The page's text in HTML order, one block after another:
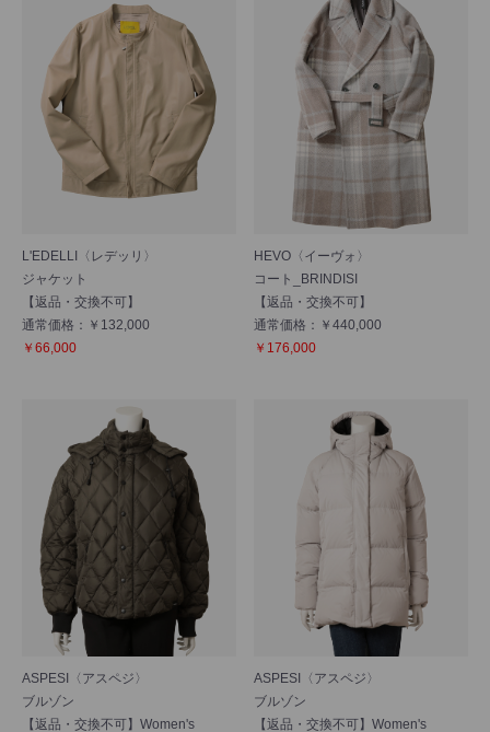
L'EDELLI〈レデッリ〉
ジャケット
【返品・交換不可】
通常価格：￥132,000
￥66,000
HEVO〈イーヴォ〉
コート_BRINDISI
【返品・交換不可】
通常価格：￥440,000
￥176,000
ASPESI〈アスペジ〉
ブルゾン
【返品・交換不可】Women's
ASPESI〈アスペジ〉
ブルゾン
【返品・交換不可】Women's